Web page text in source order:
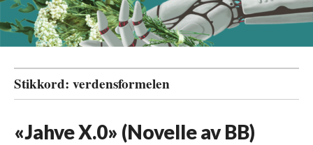
Stikkord: verdensformelen
«Jahve X.0» (Novelle av BB)